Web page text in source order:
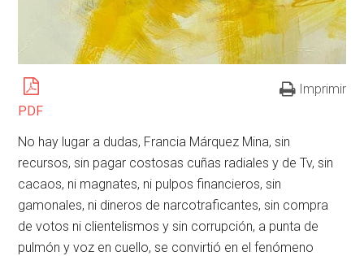
PDF
Imprimir
No hay lugar a dudas, Francia Márquez Mina, sin
recursos, sin pagar costosas cuñas radiales y de Tv, sin
cacaos, ni magnates, ni pulpos financieros, sin
gamonales, ni dineros de narcotraficantes, sin compra
de votos ni clientelismos y sin corrupción, a punta de
pulmón y voz en cuello, se convirtió en el fenómeno